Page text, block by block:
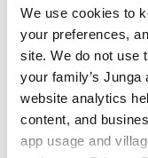
We use cookies to
your preferences,
site. We do not use
your family’s
website analytics
content, and
app usage and
Junga está
donde los Keeper
resiliencia, la
Junga no permite
religiosos, de
de consumo de
Edad